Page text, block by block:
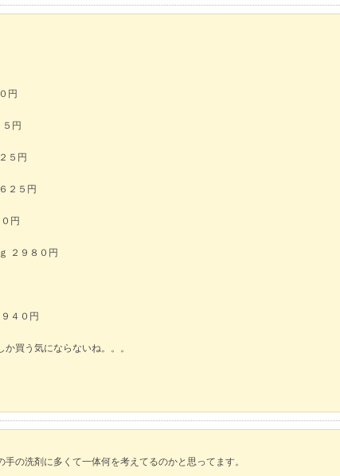
円
円
５円
２５円
円
２９８０円
４０円
買う気にならないね。。。
の洗剤に多くて一体何を考えてるのかと思ってます。